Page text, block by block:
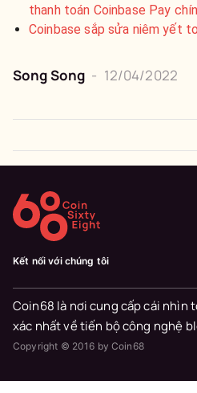
thanh toán Coinbase Pay
Coinbase sắp sửa niêm yết
Song Song - 12/04/2022
Kết nối với chúng tôi
Coin68 là nơi cung cấp cái nhìn
xác nhất về tiến bộ công nghệ
Copyright © 2016 by Coin68